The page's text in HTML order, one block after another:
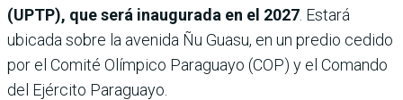
(UPTP), que será inaugurada en el 2027 . Estará
ubicada sobre la avenida Ñu Guasu, en un predio cedido
por el Comité Olímpico Paraguayo (COP) y el Comando
del Ejército Paraguayo.